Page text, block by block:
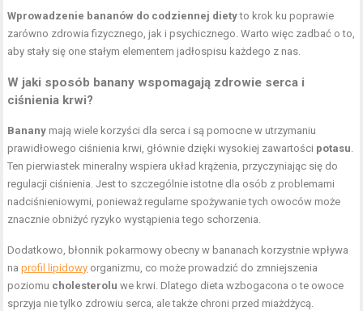
Wprowadzenie bananów do codziennej dietyto krok ku poprawie
zarówno zdrowia fizycznego, jak i psychicznego. Warto więc zadbać o to,
aby stały się one stałym elementem jadłospisu każdego z nas.
W jaki sposób banany wspomagają zdrowie serca i
ciśnienia krwi?
Banany mają wiele korzyści dla serca i są pomocne w utrzymaniu
prawidłowego ciśnienia krwi, głównie dzięki wysokiej zawartości potasu.
Ten pierwiastek mineralny wspiera układ krążenia, przyczyniając się do
regulacji ciśnienia. Jest to szczególnie istotne dla osób z problemami
nadciśnieniowymi, ponieważ regularne spożywanie tych owoców może
znacznie obniżyć ryzyko wystąpienia tego schorzenia.
Dodatkowo, błonnik pokarmowy obecny w bananach korzystnie wpływa
naprofil lipidowy organizmu, co może prowadzić do zmniejszenia
poziomu cholesterolu we krwi. Dlatego dieta wzbogacona o te owoce
sprzyja nie tylko zdrowiu serca, ale także chroni przed miażdżycą.